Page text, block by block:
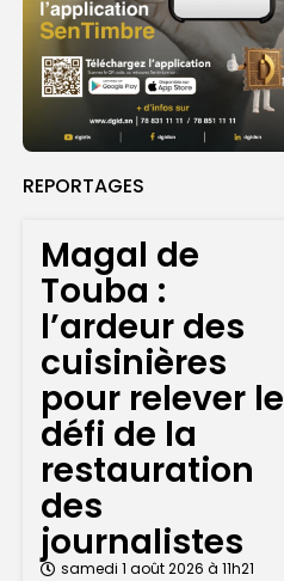
REPORTAGES
Magal de
Touba :
l’ardeur des
cuisinières
pour relever le
défi de la
restauration
des
journalistes
samedi 1 août 2026 à 11h21